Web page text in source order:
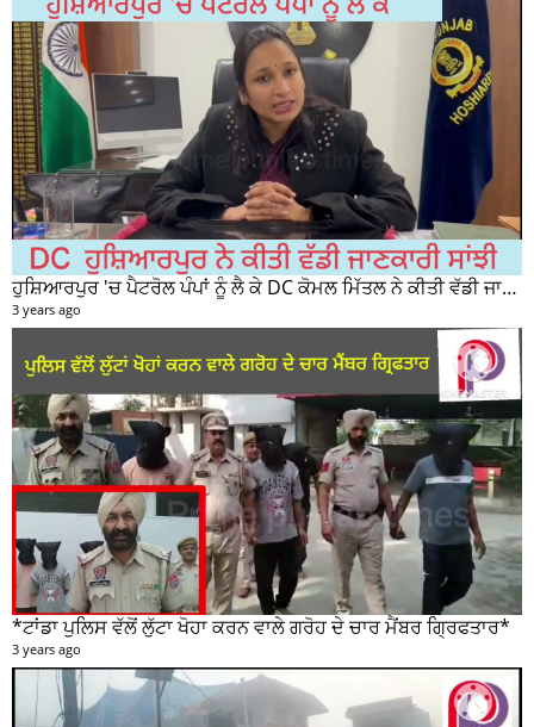
ਹੁਸ਼ਿਆਰਪੁਰ 'ਚ ਪੈਟਰੋਲ ਪੰਪਾਂ ਨੂੰ ਲੈ ਕੇ DC ਕੋਮਲ ਮਿੱਤਲ ਨੇ ਕੀਤੀ ਵੱਡੀ ਜਾਣਕਾਰੀ ਸਾਂਝੀ
3 years ago
*ਟਾਂਡਾ ਪੁਲਿਸ ਵੱਲੋਂ ਲੁੱਟਾ ਖੋਹਾ ਕਰਨ ਵਾਲੇ ਗਰੋਹ ਦੇ ਚਾਰ ਮੈਂਬਰ ਗ੍ਰਿਫਤਾਰ*
3 years ago